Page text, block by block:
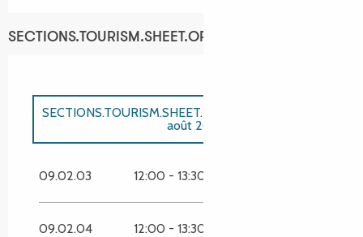
SECTIONS.TOURISM.SHEET.OPENINGS
juin 2026
SECTIONS.TOURISM.SHEET.PERIODS.UNTIL_LONG
août 2026
septembre
décembre 2026
09.02.03 12:00 - 13:30
09.02.04 12:00 - 13:30